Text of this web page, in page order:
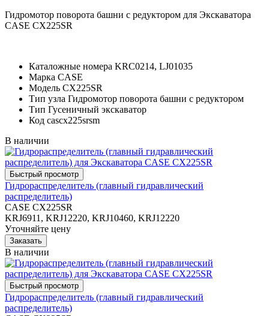
Гидромотор поворота башни с редуктором для Экскаватора
CASE CX225SR
Каталожные номера KRC0214, LJ01035
Марка CASE
Модель CX225SR
Тип узла Гидромотор поворота башни с редуктором
Тип Гусеничный экскаватор
Код cascx225srsm
В наличии
Гидрораспределитель (главный гидравлический
распределитель)
CASE CX225SR
KRJ6911, KRJ12220, KRJ10460, KRJ12220
Уточняйте цену
В наличии
Гидрораспределитель (главный гидравлический
распределитель)